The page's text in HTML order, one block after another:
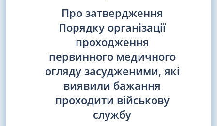
Про затвердження
Порядку організації
проходження
первинного медичного
огляду засудженими, які
виявили бажання
проходити військову
службу